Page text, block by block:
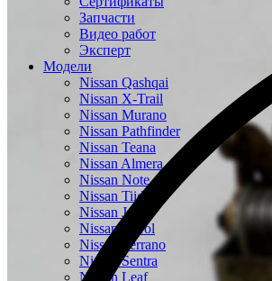
Запчасти
Видео работ
Эксперт
Модели
Nissan Qashqai
Nissan X-Trail
Nissan Murano
Nissan Pathfinder
Nissan Teana
Nissan Almera
Nissan Note
Nissan Tiida
Nissan Juke
Nissan Patrol
Nissan Terrano
Nissan Sentra
Nissan Leaf